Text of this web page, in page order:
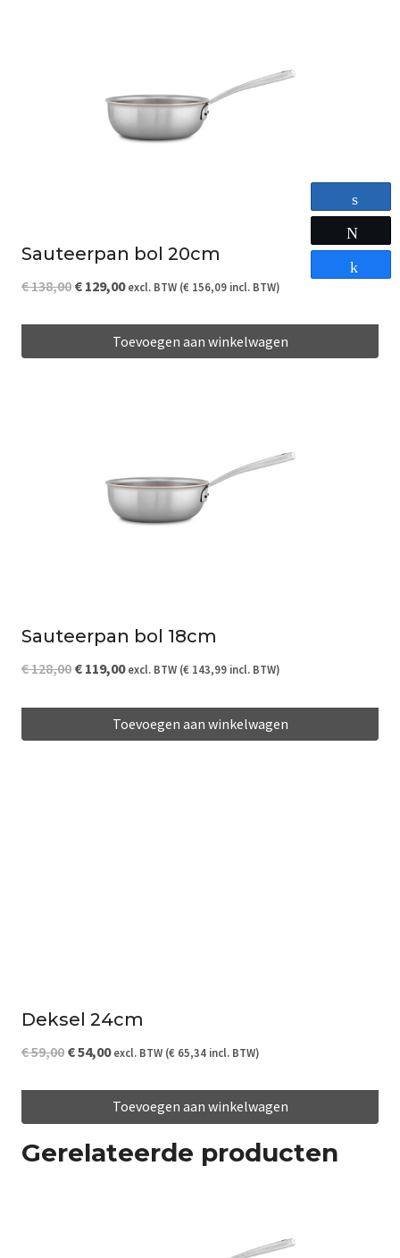
Sauteerpan bol 20cm
€138,00 Oorspronkelijke
€ 129,00Huidige
is:
excl. BTW (€ 156,09 incl. BTW)
Toevoegen aan winkelwagen
Sauteerpan bol 18cm
€128,00 Oorspronkelijke
€ 119,00Huidige
is:
excl. BTW (€ 143,99 incl. BTW)
Toevoegen aan winkelwagen
Deksel 24cm
€59,00 Oorspronkelijke
€54,00Huidige
is:
excl. BTW (€ 65,34 incl. BTW)
Toevoegen aan winkelwagen
Gerelateerde producten